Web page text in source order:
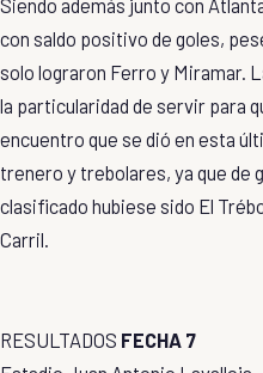
con saldo positivo de goles,
solo lograron Ferro y Miramar.
la particularidad de servir para
encuentro que se dió en esta
trenero y trebolares, ya que de
clasificado hubiese sido El
Carril.
RESULTADOS FECHA 7